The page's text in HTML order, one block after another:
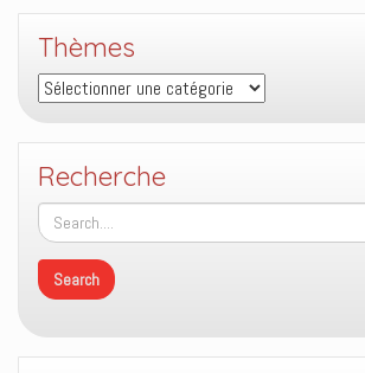
Thèmes
Thèmes
Recherche